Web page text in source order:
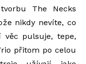
The Necks
nikdy nevíte, co
věc pulsuje, tepe,
přitom po celou